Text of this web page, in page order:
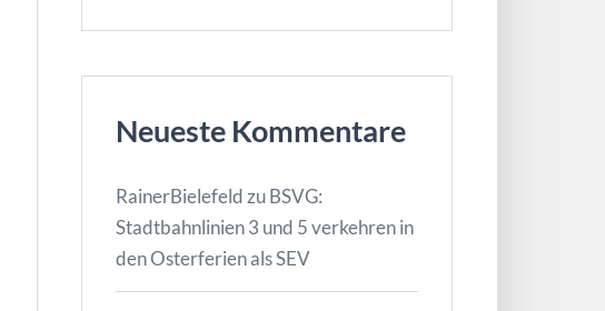
Neueste Kommentare
RainerBielefeld zuBSVG:
Stadtbahnlinien 3 und 5 verkehren in
den Osterferien als SEV